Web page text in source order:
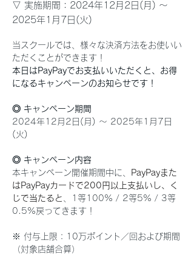
▽ 実施期間：2024年12月2日(月) ～
2025年1月7日(火)
当スクールでは、様々な決済方法をお使いい
ただくことができます！
本日はPayPayでお支払いいただくと、お得
になるキャンペーンのお知らせです！
◎ キャンペーン期間
2024年12月2日(月) ～ 2025年1月7日
(火)
◎ キャンペーン内容
本キャンペーン開催期間中に、
PayPayまた
はPayPayカードで200円以上支払いし、く
じで当たると
、1等100% / 2等5% / 3等
0.5%戻ってきます！
※ 付与上限：10万ポイント／回および期間
（対象店舗合算）